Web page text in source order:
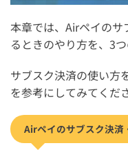
本章では、Airペイの
るときのやり方を、3
サブスク決済の使い方
を参考にしてみてくだ
Airペイのサブスク決済